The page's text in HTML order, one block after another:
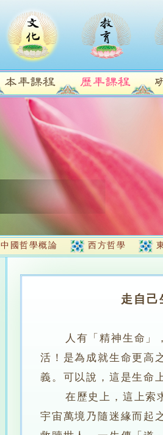
中國哲學概論 西方哲學
走自己
人有「精神生命」
活！是為成就生命更高
義。可以說，這是生命
在歷史上，這上索求
宇宙萬境乃隨迷緣而起